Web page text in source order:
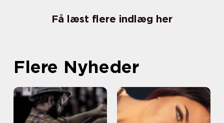
Få læst flere indlæg her
Flere Nyheder